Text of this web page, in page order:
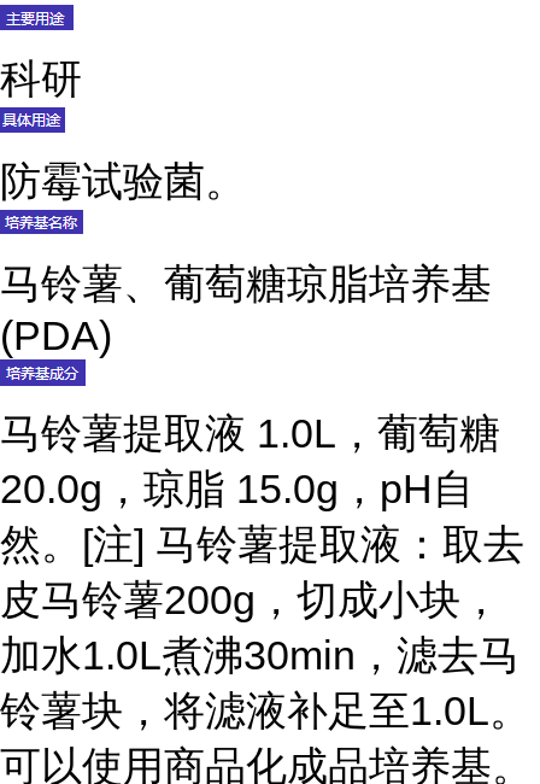
科研
防霉试验菌。
马铃薯、葡萄糖琼脂培养基
(PDA)
马铃薯提取液 1.0L，葡萄糖
20.0g，琼脂 15.0g，pH自
然。[注] 马铃薯提取液：取去
皮马铃薯200g，切成小块，
加水1.0L煮沸30min，滤去马
铃薯块，将滤液补足至1.0L。
可以使用商品化成品培养基。